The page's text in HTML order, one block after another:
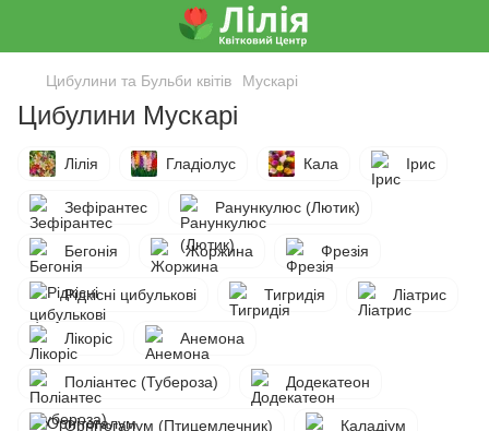
Цибулини та Бульби квітів Мускарі
Цибулини Мускарі
Лілія Гладіолус Кала Ірис
Зефірантес Ранункулюс (Лютик)
Бегонія Жоржина Фрезія
Рідкісні цибулькові Тигридія Ліатрис
Лікоріс Анемона
Поліантес (Тубероза) Додекатеон
Орнітогалум (Птицемлечник) Каладіум